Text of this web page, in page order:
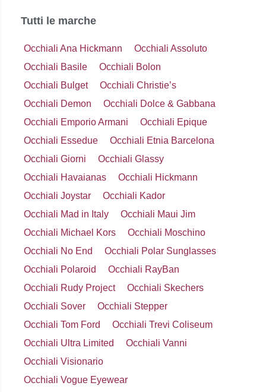
Tutti le marche
Occhiali Ana Hickmann
Occhiali Assoluto
Occhiali Basile
Occhiali Bolon
Occhiali Bulget
Occhiali Christie’s
Occhiali Demon
Occhiali Dolce & Gabbana
Occhiali Emporio Armani
Occhiali Epique
Occhiali Essedue
Occhiali Etnia Barcelona
Occhiali Giorni
Occhiali Glassy
Occhiali Havaianas
Occhiali Hickmann
Occhiali Joystar
Occhiali Kador
Occhiali Mad in Italy
Occhiali Maui Jim
Occhiali Michael Kors
Occhiali Moschino
Occhiali No End
Occhiali Polar Sunglasses
Occhiali Polaroid
Occhiali RayBan
Occhiali Rudy Project
Occhiali Skechers
Occhiali Sover
Occhiali Stepper
Occhiali Tom Ford
Occhiali Trevi Coliseum
Occhiali Ultra Limited
Occhiali Vanni
Occhiali Visionario
Occhiali Vogue Eyewear